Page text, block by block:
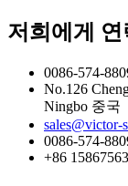
저희에게
0086-574-
No.126
Ningbo 중국
sales@victor-
0086-574-
+86